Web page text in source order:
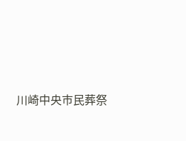
川崎中央市民葬祭